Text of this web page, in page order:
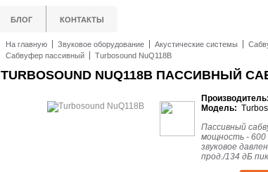
БЛОГ КОНТАКТЫ
На главную Звуковое оборудование Акустические системы
Сабвуфер пассивный
Turbosound NuQ118B
TURBOSOUND NUQ118B ПАССИВНЫЙ
Производитель:
Модель:
Пассивный
мощность - 600
звуковое
прод./134 дБ